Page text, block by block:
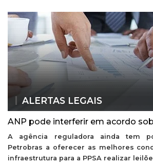
ALERTAS LEGAIS
ANP pode interferir em acordo
A agência reguladora ainda tem
Petrobras a oferecer as melhores
infraestrutura para a PPSA realizar